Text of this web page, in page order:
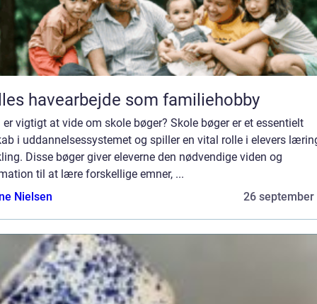
havearbejde som familiehobby
er vigtigt at vide om skole bøger? Skole bøger er et essentielt
i uddannelsessystemet og spiller en vital rolle i elevers
Disse bøger giver eleverne den nødvendige viden og
til at lære forskellige emner, ...
Nielsen
26 september